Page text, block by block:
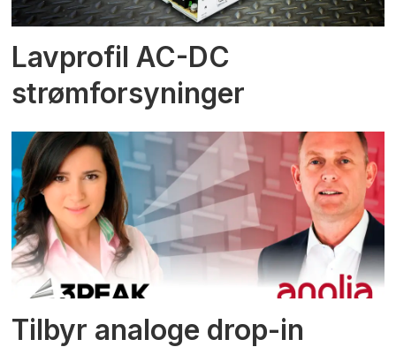
Lavprofil AC-DC
strømforsyninger
Tilbyr analoge drop-in